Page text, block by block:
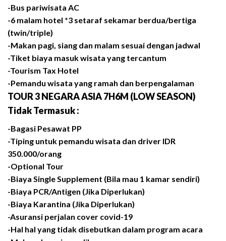
-Bus pariwisata AC
-6 malam hotel *3 setaraf sekamar berdua/bertiga
(twin/triple)
-Makan pagi, siang dan malam sesuai dengan jadwal
-Tiket biaya masuk wisata yang tercantum
-Tourism Tax Hotel
-Pemandu wisata yang ramah dan berpengalaman
TOUR 3 NEGARA ASIA 7H6M (LOW SEASON)
Tidak Termasuk :
-Bagasi Pesawat PP
-Tiping untuk pemandu wisata dan driver IDR
350.000/orang
-Optional Tour
-Biaya Single Supplement (Bila mau 1 kamar sendiri)
-Biaya PCR/Antigen (Jika Diperlukan)
-Biaya Karantina (Jika Diperlukan)
-Asuransi perjalan cover covid-19
-Hal hal yang tidak disebutkan dalam program acara